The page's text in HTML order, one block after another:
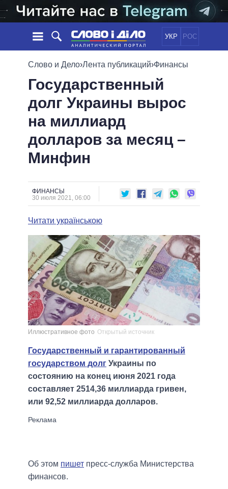
УКР РОС
НОВОСТИ
ЛЕНТА
СОБЫТИЯ
СТАТЬИ
ОБЗОРЫ
ДАЙДЖЕСТЫ
ПОЛИТИКА
ЭКОНОМИКА
ОБЩЕСТВО
МИР
ОБЕЩАНИЯ
ПОЛИТИКИ
ПРЕЗИДЕНТ И ОФИС
ВЕРХОВНАЯ РАДА
ГЛАВЫ ОБЛАДМИНИСТРАЦИЙ
МЭРЫ
ВСЕ ПЕРСОНЫ
ИНФОГРАФИКА
СРАВНЕНИЕ ПОЛИТИКОВ
Слово и Дело›Лента публикаций›Финансы
Государственный
долг Украины вырос
на миллиард
долларов за месяц –
Минфин
ФИНАНСЫ
30 июля 2021, 06:00
Читати українською
Иллюстративное фото Открытый источник
Государственный и гарантированный
государством долг Украины по
состоянию на конец июня 2021 года
составляет 2514,36 миллиарда гривен,
или 92,52 миллиарда долларов.
Об этом пишет пресс-служба Министерства
финансов.